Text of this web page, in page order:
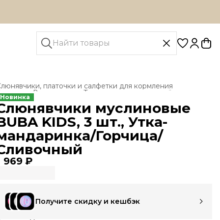
платочки и салфетки для кормления
Текстиль для новорождённых
Все товары
›
Новинка
муслиновые
KIDS, 3 шт., Утка-
Горчица/
969 ₽
Получите скидку и кешбэк